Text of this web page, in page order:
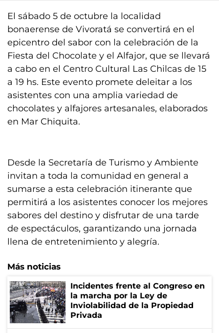
El sábado 5 de octubre la localidad
bonaerense de Vivoratá se convertirá en el
epicentro del sabor con la celebración de la
Fiesta del Chocolate y el Alfajor, que se llevará
a cabo en el Centro Cultural Las Chilcas de 15
a 19 hs. Este evento promete deleitar a los
asistentes con una amplia variedad de
chocolates y alfajores artesanales, elaborados
en Mar Chiquita.
Desde la Secretaría de Turismo y Ambiente
invitan a toda la comunidad en general a
sumarse a esta celebración itinerante que
permitirá a los asistentes conocer los mejores
sabores del destino y disfrutar de una tarde
de espectáculos, garantizando una jornada
llena de entretenimiento y alegría.
Más noticias
Incidentes frente al Congreso en
la marcha por la Ley de
Inviolabilidad de la Propiedad
Privada